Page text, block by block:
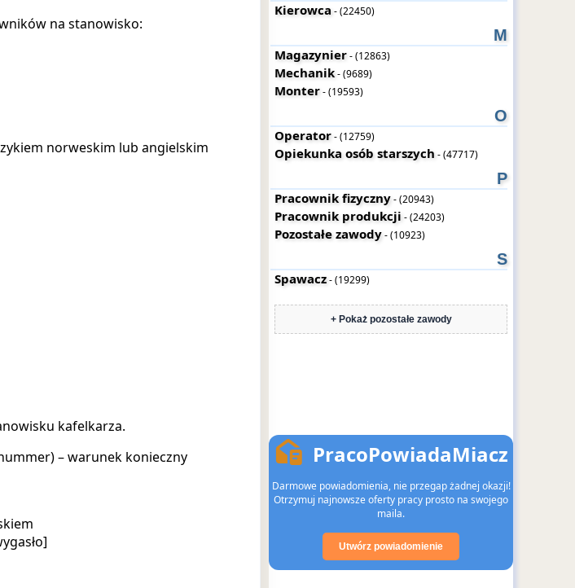
na stanowisko:
norweskim lub angielskim
kafelkarza.
– warunek konieczny
Kierowca- (22450)
M
Magazynier- (12863)
Mechanik- (9689)
Monter- (19593)
O
Operator- (12759)
Opiekunka osób starszych - (47717)
P
Pracownik fizyczny- (20943)
Pracownik produkcji - (24203)
Pozostałe zawody- (10923)
S
Spawacz- (19299)
+ Pokaż pozostałe zawody
PracoPowiadaMiacz
Darmowe powiadomienia, nie przegap żadnej okazji!
Otrzymuj najnowsze oferty pracy prosto na swojego
maila.
Utwórz powiadomienie